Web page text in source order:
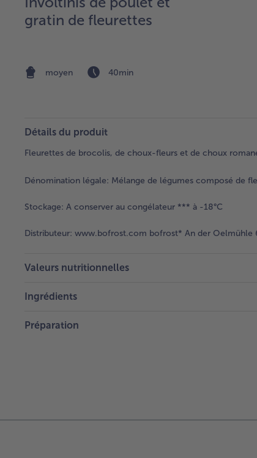
gratin de fleurettes
moyen 40min
Détails du produit
Fleurettes de brocolis, de choux-fleurs et de choux
Dénomination légale: Mélange de légumes composé de
Stockage: A conserver au congélateur *** à -18°C
Distributeur: www.bofrost.com bofrost* An der Oelmühle
Valeurs nutritionnelles
Ingrédients
Préparation